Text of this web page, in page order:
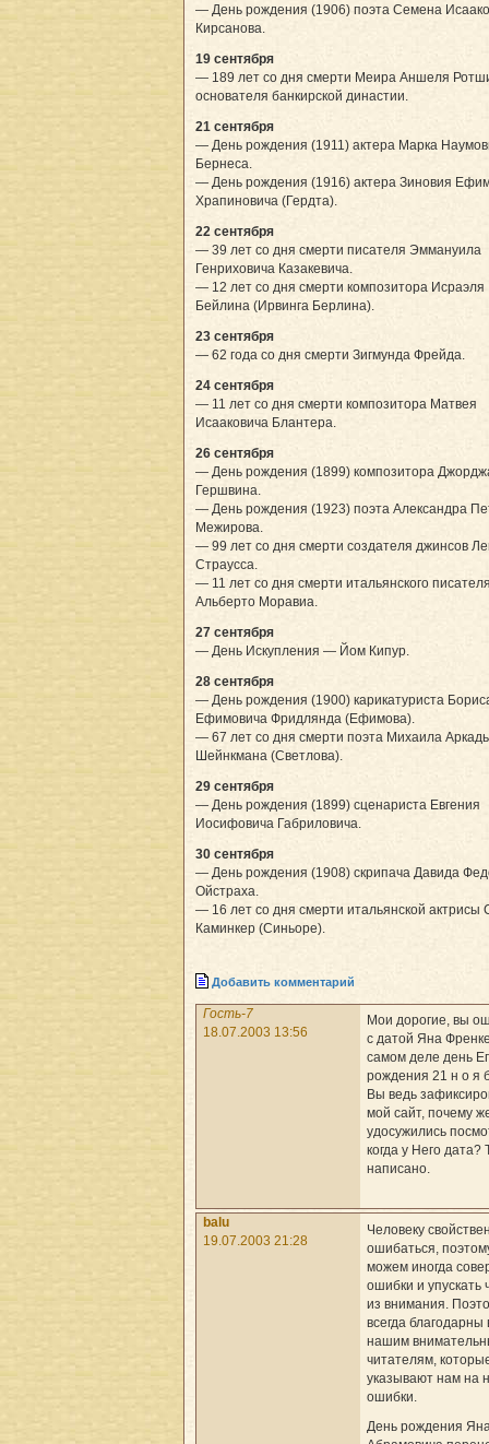
— День рождения (1906) поэта Семена
Кирсанова.
19 сентября
— 189 лет со дня смерти Меира Аншеля
основателя банкирской династии.
21 сентября
— День рождения (1911) актера Марка
Бернеса.
— День рождения (1916) актера Зиновия
Храпиновича (Гердта).
22 сентября
— 39 лет со дня смерти писателя Эммануила
Генриховича Казакевича.
— 12 лет со дня смерти композитора Исраэля
Бейлина (Ирвинга Берлина).
23 сентября
— 62 года со дня смерти Зигмунда Фрейда.
24 сентября
— 11 лет со дня смерти композитора Матвея
Исааковича Блантера.
26 сентября
— День рождения (1899) композитора
Гершвина.
— День рождения (1923) поэта Александра
Межирова.
— 99 лет со дня смерти создателя джинсов
Страусса.
— 11 лет со дня смерти итальянского
Альберто Моравиа.
27 сентября
— День Искупления — Йом Кипур.
28 сентября
— День рождения (1900) карикатуриста
Ефимовича Фридлянда (Ефимова).
— 67 лет со дня смерти поэта Михаила
Шейнкмана (Светлова).
29 сентября
— День рождения (1899) сценариста Евгения
Иосифовича Габриловича.
30 сентября
— День рождения (1908) скрипача Давида
Ойстраха.
— 16 лет со дня смерти итальянской
Каминкер (Синьоре).
Добавить комментарий
Гость-7
18.07.2003 13:56
Мои дорогие, вы
с датой Яна
самом деле день
рождения 21 н о я
Вы ведь
мой сайт, почему
удосужились
когда у Него дата?
написано.
balu
19.07.2003 21:28
Человеку
ошибаться,
можем иногда
ошибки и упускать
из внимания.
всегда благодарны
нашим
читателям,
указывают нам на
ошибки.
День рождения